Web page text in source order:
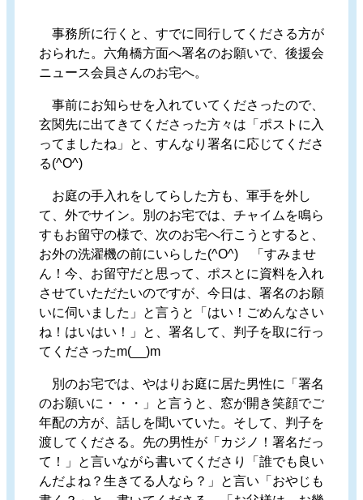
事務所に行くと、すでに同行してくださる方が
おられた。六角橋方面へ署名のお願いで、後援会
ニュース会員さんのお宅へ。
事前にお知らせを入れていてくださったので、
玄関先に出てきてくださった方々は「ポストに入
ってましたね」と、すんなり署名に応じてくださ
る(^O^)
お庭の手入れをしてらした方も、軍手を外し
て、外でサイン。別のお宅では、チャイムを鳴ら
すもお留守の様で、次のお宅へ行こうとすると、
お外の洗濯機の前にいらした(^O^) 「すみませ
ん！今、お留守だと思って、ポスとに資料を入れ
させていただたいのですが、今日は、署名のお願
いに伺いました」と言うと「はい！ごめんなさい
ね！はいはい！」と、署名して、判子を取に行っ
てくださったm(__)m
別のお宅では、やはりお庭に居た男性に「署名
のお願いに・・・」と言うと、窓が開き笑顔でご
年配の方が、話しを聞いていた。そして、判子を
渡してくださる。先の男性が「カジノ！署名だっ
て！」と言いながら書いてくださり「誰でも良い
んだよね？生きてる人なら？」と言い「おやじも